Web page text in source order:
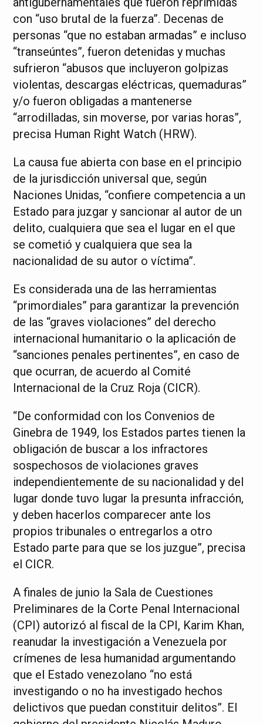
con “uso brutal de la fuerza”. Decenas de
personas “que no estaban armadas” e incluso
“transeúntes”, fueron detenidas y muchas
sufrieron “abusos que incluyeron golpizas
violentas, descargas eléctricas, quemaduras”
y/o fueron obligadas a mantenerse
“arrodilladas, sin moverse, por varias horas”,
precisa Human Right Watch (HRW).
La causa fue abierta con base en el principio
de la jurisdicción universal que, según
Naciones Unidas, “confiere competencia a un
Estado para juzgar y sancionar al autor de un
delito, cualquiera que sea el lugar en el que
se cometió y cualquiera que sea la
nacionalidad de su autor o víctima”.
Es considerada una de las herramientas
“primordiales” para garantizar la prevención
de las “graves violaciones” del derecho
internacional humanitario o la aplicación de
“sanciones penales pertinentes”, en caso de
que ocurran, de acuerdo al Comité
Internacional de la Cruz Roja (CICR).
“De conformidad con los Convenios de
Ginebra de 1949, los Estados partes tienen la
obligación de buscar a los infractores
sospechosos de violaciones graves
independientemente de su nacionalidad y del
lugar donde tuvo lugar la presunta infracción,
y deben hacerlos comparecer ante los
propios tribunales o entregarlos a otro
Estado parte para que se los juzgue”, precisa
el CICR.
A finales de junio la Sala de Cuestiones
Preliminares de la Corte Penal Internacional
(CPI) autorizó al fiscal de la CPI, Karim Khan,
reanudar la investigación a Venezuela por
crímenes de lesa humanidad argumentando
que el Estado venezolano “no está
investigando o no ha investigado hechos
delictivos que puedan constituir delitos”. El